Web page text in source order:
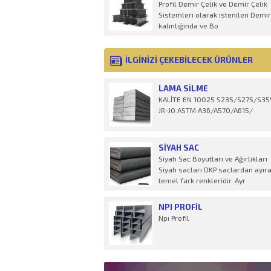
Profil Demir Çelik ve Demir Çelik
Sistemleri olarak istenilen Demir
kalınlığında ve Bo
İLGİNİZİ ÇEKEBİLECEK ÜRÜNLER
LAMA SILME
KALİTE EN 10025 S235/S275/
JR-J0 ASTM A36/A570/A615/
SIYAH SAC
Siyah Sac Boyutları ve Ağırlıkları
Siyah sacları DKP saclardan
temel fark renkleridir. Ayr
NPI PROFIL
Npı Profil